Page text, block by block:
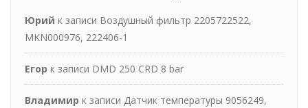
Юрий к записи Воздушный фильтр 2205722522,
MKN000976, 222406-1
Егор к записи DMD 250 CRD 8 bar
Владимир к записи Датчик температуры 9056249,